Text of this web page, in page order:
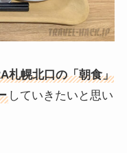
札幌北口の「朝食」
していきたいと思い